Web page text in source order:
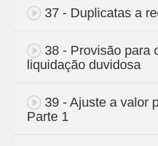
37 - Duplicatas a
38 - Provisão para
liquidação duvidosa
39 - Ajuste a valor
Parte 1